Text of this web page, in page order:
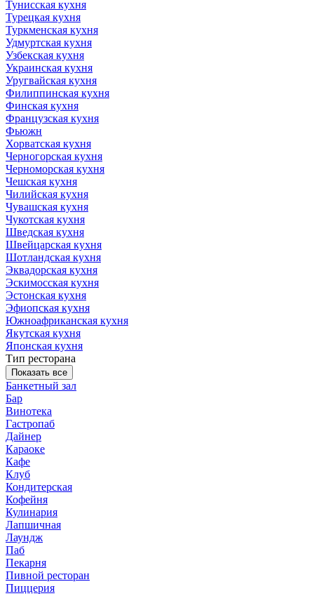
Тунисская кухня
Турецкая кухня
Туркменская кухня
Удмуртская кухня
Узбекская кухня
Украинская кухня
Уругвайская кухня
Филиппинская кухня
Финская кухня
Французская кухня
Фьюжн
Хорватская кухня
Черногорская кухня
Черноморская кухня
Чешская кухня
Чилийская кухня
Чувашская кухня
Чукотская кухня
Шведская кухня
Швейцарская кухня
Шотландская кухня
Эквадорская кухня
Эскимосская кухня
Эстонская кухня
Эфиопская кухня
Южноафриканская кухня
Якутская кухня
Японская кухня
Тип ресторана
Показать все
Банкетный зал
Бар
Винотека
Гастропаб
Дайнер
Караоке
Кафе
Клуб
Кондитерская
Кофейня
Кулинария
Лапшичная
Лаундж
Паб
Пекарня
Пивной ресторан
Пиццерия